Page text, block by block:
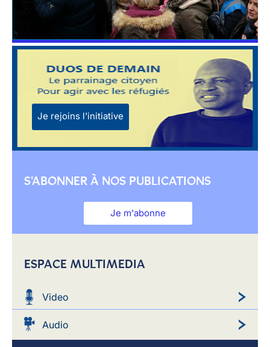
Je rejoins l'initiative
S'ABONNER À NOS PUBLICATIONS
Je m'abonne
ESPACE MULTIMEDIA
Video
Audio